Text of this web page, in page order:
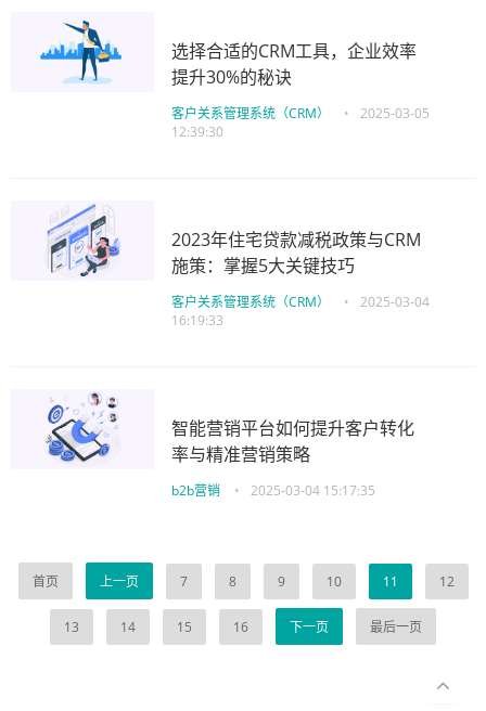
选择合适的CRM工具，企业效率
提升30%的秘诀
客户关系管理系统（CRM） •
2025-03-05
12:39:30
2023年住宅贷款减税政策与CRM
施策：掌握5大关键技巧
客户关系管理系统（CRM） •
2025-03-04
16:19:33
智能营销平台如何提升客户转化
率与精准营销策略
b2b营销 • 2025-03-04 15:17:35
首页 上一页 7 8 9 10 11 12
13 14 15 16 下一页 最后一页